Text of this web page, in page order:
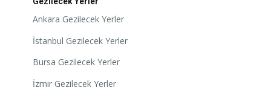
Ankara Gezilecek Yerler
İstanbul Gezilecek Yerler
Bursa Gezilecek Yerler
İzmir Gezilecek Yerler